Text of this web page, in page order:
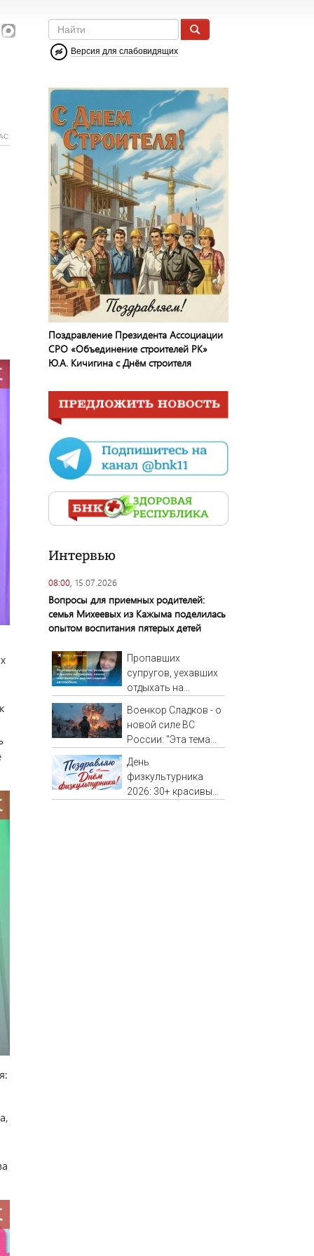
Версия для слабовидящих
Поздравление Президента Ассоциации
СРО «Объединение строителей РК»
Ю.А. Кичигина с Днём строителя
Интервью
08:00, 15.07.2026
Вопросы для приемных родителей:
семья Михеевых из Кажыма поделилась
опытом воспитания пятерых детей
Пропавших
супругов, уехавших
отдыхать на
мертвыми на заднем
сиденье
автомобиля
Военкор Сладков - о
новой силе ВС
России: "Эта тема
украинское военное
командование"
День
физкультурника
2026: 30+ красивых,